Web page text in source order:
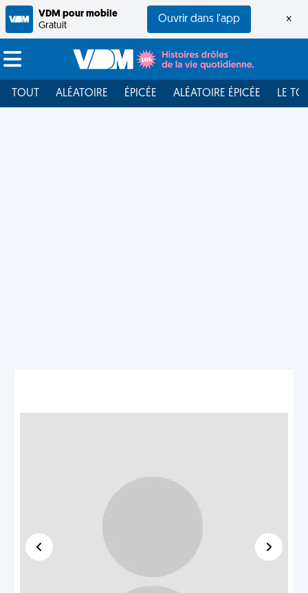
VDM pour mobile
Gratuit
Ouvrir dans l'app ×
TOUT ALÉATOIRE ÉPICÉE ALÉATOIRE ÉPICÉE LE